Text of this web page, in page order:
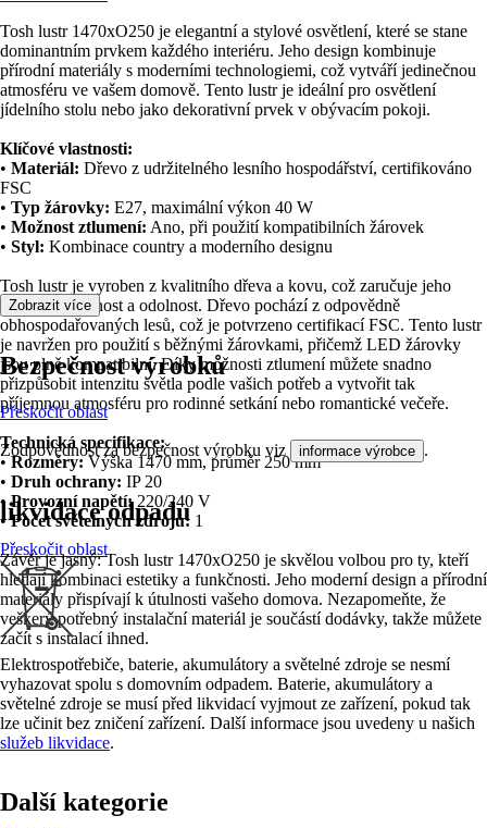
Tosh lustr 1470xO250 je elegantní a stylové osvětlení, které se stane
dominantním prvkem každého interiéru. Jeho design kombinuje
přírodní materiály s moderními technologiemi, což vytváří jedinečnou
atmosféru ve vašem domově. Tento lustr je ideální pro osvětlení
jídelního stolu nebo jako dekorativní prvek v obývacím pokoji.
Klíčové vlastnosti:
• Materiál: Dřevo z udržitelného lesního hospodářství, certifikováno
FSC
• Typ žárovky: E27, maximální výkon 40 W
• Možnost ztlumení: Ano, při použití kompatibilních žárovek
• Styl: Kombinace country a moderního designu
Tosh lustr je vyroben z kvalitního dřeva a kovu, což zaručuje jeho
dlouhou životnost a odolnost. Dřevo pochází z odpovědně
obhospodařovaných lesů, což je potvrzeno certifikací FSC. Tento lustr
je navržen pro použití s běžnými žárovkami, přičemž LED žárovky
jsou plně kompatibilní. Díky možnosti ztlumení můžete snadno
přizpůsobit intenzitu světla podle vašich potřeb a vytvořit tak
příjemnou atmosféru pro rodinné setkání nebo romantické večeře.
Technická specifikace:
•Rozměry:Výška 1470 mm, průměr 250 mm
• Druh ochrany: IP 20
•Provozní napětí:220/240 V
•Počet světelných zdrojů: 1
Závěr je jasný: Tosh lustr 1470xO250 je skvělou volbou pro ty, kteří
hledají kombinaci estetiky a funkčnosti. Jeho moderní design a přírodní
materiály přispívají k útulnosti vašeho domova. Nezapomeňte, že
veškerý potřebný instalační materiál je součástí dodávky, takže můžete
začít s instalací ihned.
Zobrazit více
Bezpečnost výrobků
Přeskočit oblast
Zodpovědnost za bezpečnost výrobku viz informace výrobce .
likvidace odpadu
Přeskočit oblast
Elektrospotřebiče, baterie, akumulátory a světelné zdroje se nesmí
vyhazovat spolu s domovním odpadem. Baterie, akumulátory a
světelné zdroje se musí před likvidací vyjmout ze zařízení, pokud tak
lze učinit bez zničení zařízení. Další informace jsou uvedeny u našich
služeb likvidace.
Další kategorie